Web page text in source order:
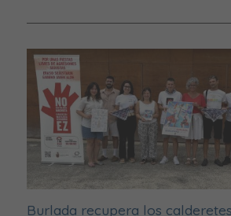
Burlada recupera los